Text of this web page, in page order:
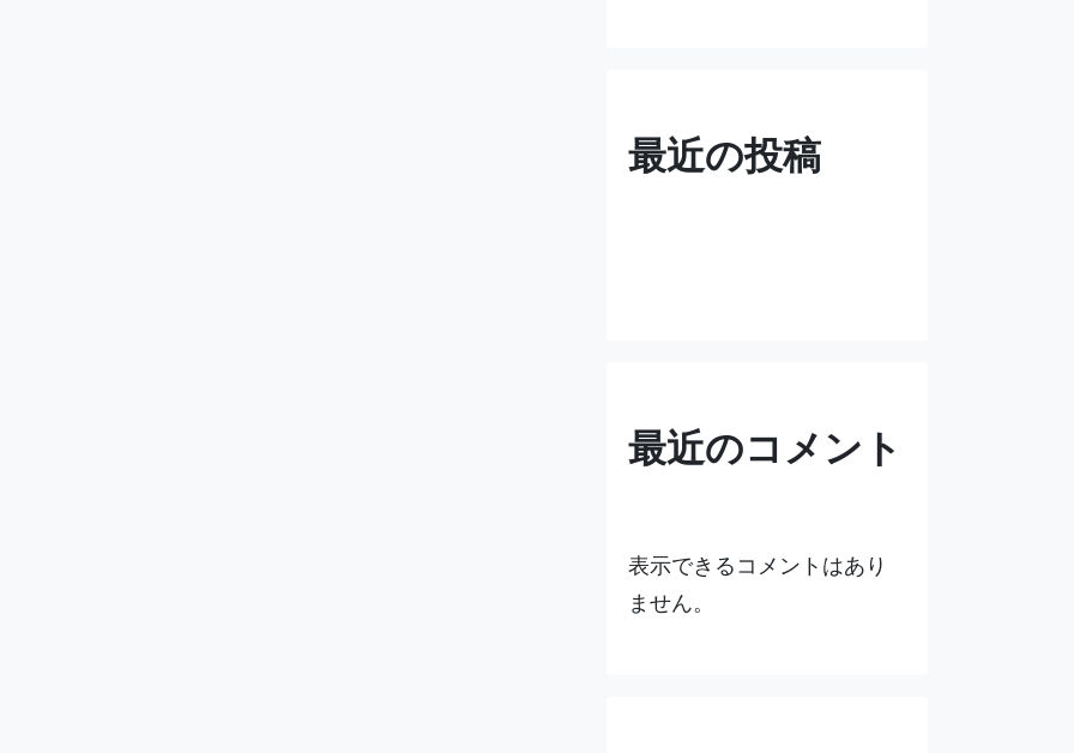
最近の投稿
最近のコメント
表示できるコメントはあり
ません。